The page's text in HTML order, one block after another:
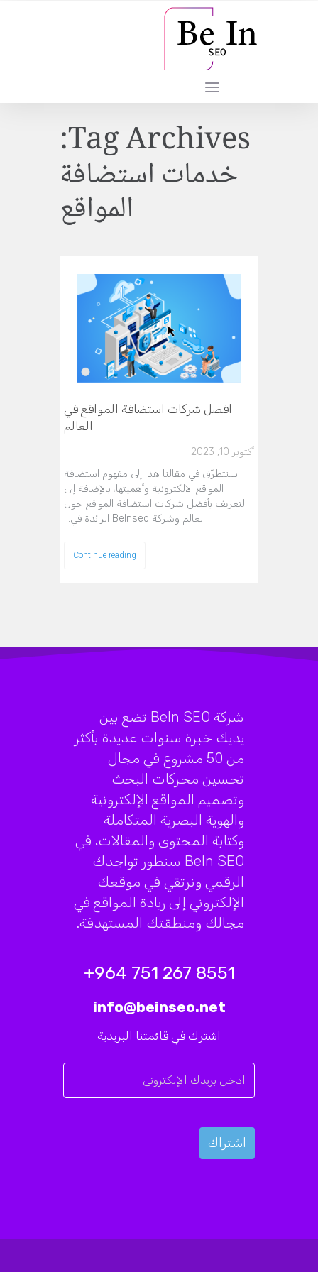
Tag Archives:
خدمات استضافة
المواقع
افضل شركات استضافة المواقع في
العالم
أكتوبر 10, 2023
سنتطرّق في مقالنا هذا إلى مفهوم استضافة
المواقع الالكترونية وأهميتها، بالإضافة إلى
التعريف بأفضل شركات استضافة المواقع حول
العالم وشركة BeInseo الرائدة في…
Continue reading
شركة BeIn SEO تضع بين
يديك خبرة سنوات عديدة بأكثر
من 50 مشروع في مجال
تحسين محركات البحث
وتصميم المواقع الإلكترونية
والهوية البصرية المتكاملة
وكتابة المحتوى والمقالات، في
BeIn SEO سنطور تواجدك
الرقمي ونرتقي في موقعك
الإلكتروني إلى ريادة المواقع في
مجالك ومنطقتك المستهدفة.
8551 267 751 964+
info@beinseo.net
اشترك في قائمتنا البريدية